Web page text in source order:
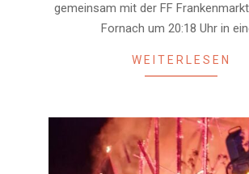
gemeinsam mit der FF
Fornach um 20:18 Uhr in
WEITERLESEN